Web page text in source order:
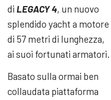
di LEGACY 4, un nuovo
splendido yacht a motore
di 57 metri di lunghezza,
ai suoi fortunati armatori.
Basato sulla ormai ben
collaudata piattaforma